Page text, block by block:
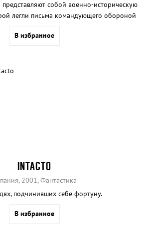
собой военно-историческую
легли письма командующего обороной
В избранное
INTACTO
2001, Фантастика
подчинивших себе фортуну.
В избранное